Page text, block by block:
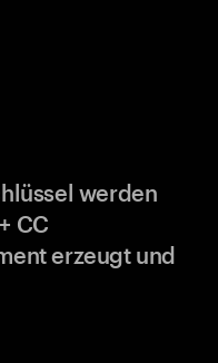
werden
CC
erzeugt und